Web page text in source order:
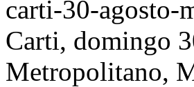
carti-30-agosto-
Carti, domingo
Metropolitano,